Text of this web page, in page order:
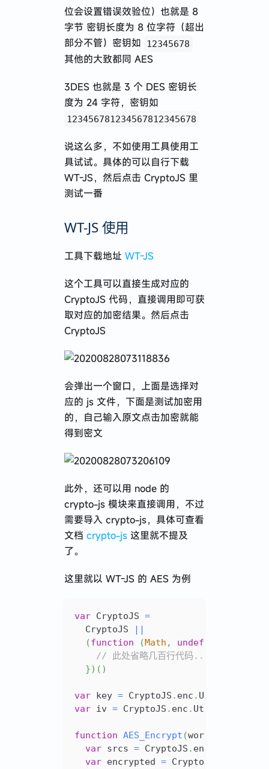
位会设置错误效验位）也就是 8
字节 密钥长度为 8 位字符（超出
部分不管）密钥如
12345678
其他的大致都同 AES
3DES 也就是 3 个 DES 密钥长
度为 24 字符，密钥如
123456781234567812345678
说这么多，不如使用工具使用工
具试试。具体的可以自行下载
WT-JS，然后点击 CryptoJS 里
测试一番
WT-JS 使用
工具下载地址 WT-JS
这个工具可以直接生成对应的
CryptoJS 代码，直接调用即可获
取对应的加密结果。然后点击
CryptoJS
会弹出一个窗口，上面是选择对
应的 js 文件，下面是测试加密用
的，自己输入原文点击加密就能
得到密文
此外，还可以用 node 的
crypto-js 模块来直接调用，不过
需要导入 crypto-js，具体可查看
文档 crypto-js这里就不提及
了。
这里就以 WT-JS 的 AES 为例
var CryptoJS =
CryptoJS
||
(function (Math , undefined
// 此处省略几百行代码...
}) ( )
var key = CryptoJS . enc . Utf8
var iv = CryptoJS . enc . Utf8
function AES_Encrypt (word
var srcs = CryptoJS . enc
var encrypted = CryptoJS